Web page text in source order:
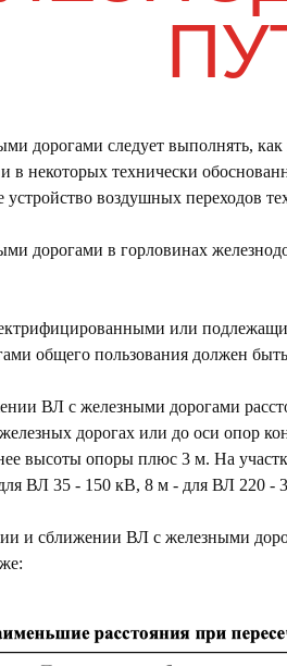
дорогами следует выполнять,
некоторых технически
устройство воздушных переходов
дорогами в горловинах
или
общего пользования должен
ВЛ с железными дорогами
дорогах или до оси опор
высоты опоры плюс 3 м. На
ВЛ 35 - 150 кВ, 8 м - для ВЛ 220
и сближении ВЛ с железными